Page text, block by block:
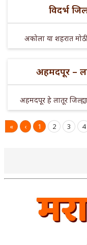
विदर्भ
अकोला या शहरात
अहमदपूर –
अहमदपूर हे लातूर
« ‹ 1 2 3 4